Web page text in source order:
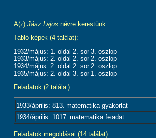
A(z) Jász Lajos névre kerestünk.
Tabló képek (4 találat):
1932/május: 1. oldal 2. sor 3. oszlop
1933/május: 2. oldal 2. sor 2. oszlop
1934/május: 2. oldal 2. sor 2. oszlop
1935/május: 2. oldal 3. sor 1. oszlop
Feladatok (2 találat):
1933/április: 813. matematika gyakorlat
1934/április: 1017. matematika feladat
Feladatok megoldásai (14 találat):